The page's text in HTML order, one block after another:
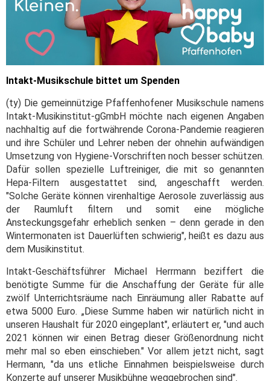
Intakt-Musikschule bittet um Spenden
(ty) Die gemeinnützige Pfaffenhofener Musikschule namens
Intakt-Musikinstitut-gGmbH möchte nach eigenen Angaben
nachhaltig auf die fortwährende Corona-Pandemie reagieren
und ihre Schüler und Lehrer neben der ohnehin aufwändigen
Umsetzung von Hygiene-Vorschriften noch besser schützen.
Dafür sollen spezielle Luftreiniger, die mit so genannten
Hepa-Filtern ausgestattet sind, angeschafft werden.
"Solche Geräte können virenhaltige Aerosole zuverlässig aus
der Raumluft filtern und somit eine mögliche
Ansteckungsgefahr erheblich senken – denn gerade in den
Wintermonaten ist Dauerlüften schwierig", heißt es dazu aus
dem Musikinstitut.
Intakt-Geschäftsführer Michael Herrmann beziffert die
benötigte Summe für die Anschaffung der Geräte für alle
zwölf Unterrichtsräume nach Einräumung aller Rabatte auf
etwa 5000 Euro. „Diese Summe haben wir natürlich nicht in
unseren Haushalt für 2020 eingeplant", erläutert er, "und auch
2021 können wir einen Betrag dieser Größenordnung nicht
mehr mal so eben einschieben." Vor allem jetzt nicht, sagt
Hermann, "da uns etliche Einnahmen beispielsweise durch
Konzerte auf unserer Musikbühne weggebrochen sind".